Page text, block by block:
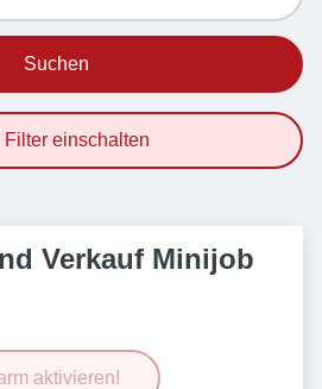
Suchen
Filter einschalten
Verkauf Minijob
aktivieren!